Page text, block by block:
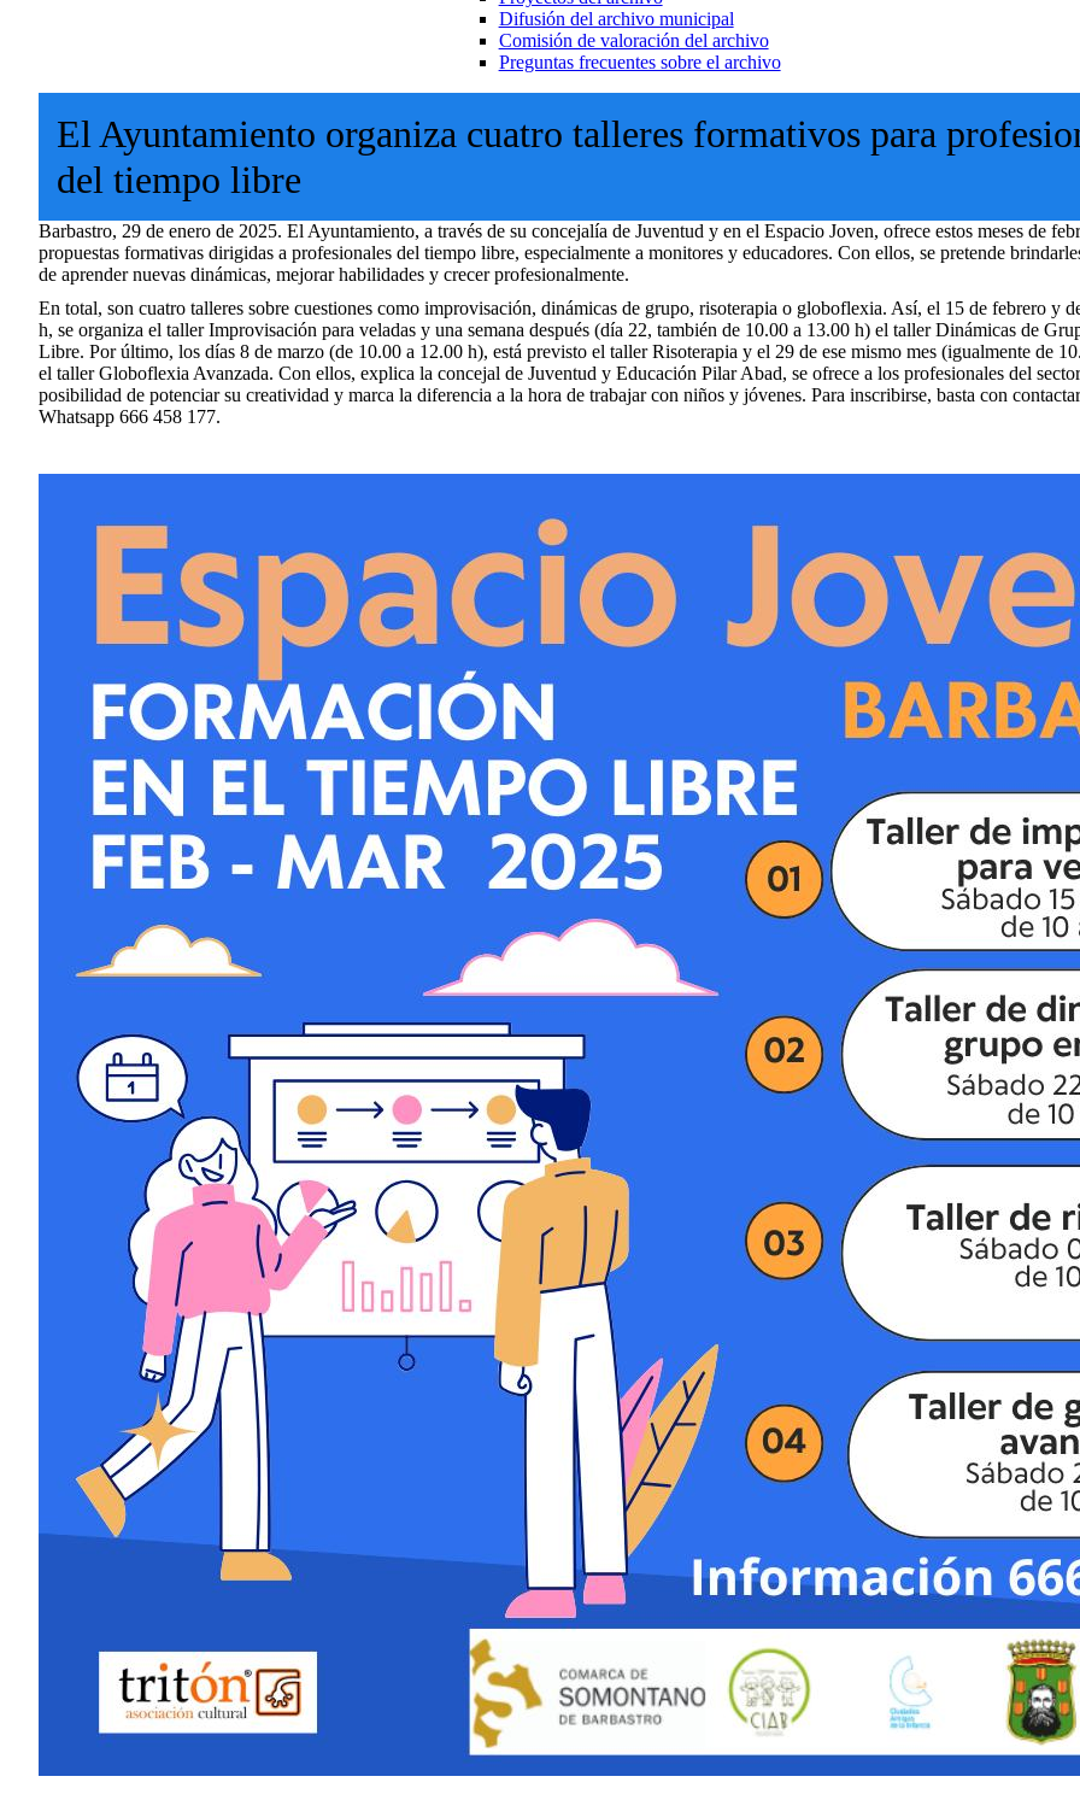
Difusión del archivo municipal
Comisión de valoración del archivo
Preguntas frecuentes sobre el archivo
El Ayuntamiento organiza cuatro talleres formativos para
del tiempo libre
Barbastro, 29 de enero de 2025. El Ayuntamiento, a través de su concejalía de Juventud y en el Espacio Joven, ofrece estos meses de
propuestas formativas dirigidas a profesionales del tiempo libre, especialmente a monitores y educadores. Con ellos, se pretende
de aprender nuevas dinámicas, mejorar habilidades y crecer profesionalmente.
En total, son cuatro talleres sobre cuestiones como improvisación, dinámicas de grupo, risoterapia o globoflexia. Así, el 15 de febrero y
h, se organiza el taller Improvisación para veladas y una semana después (día 22, también de 10.00 a 13.00 h) el taller Dinámicas de
Libre. Por último, los días 8 de marzo (de 10.00 a 12.00 h), está previsto el taller Risoterapia y el 29 de ese mismo mes (igualmente de
el taller Globoflexia Avanzada. Con ellos, explica la concejal de Juventud y Educación Pilar Abad, se ofrece a los profesionales del
posibilidad de potenciar su creatividad y marca la diferencia a la hora de trabajar con niños y jóvenes. Para inscribirse, basta con
Whatsapp 666 458 177.